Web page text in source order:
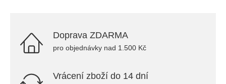
Doprava ZDARMA
pro objednávky nad 1.500 Kč
Vrácení zboží do 14 dní